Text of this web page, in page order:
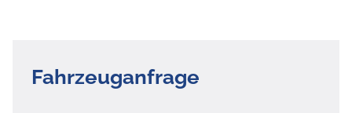
Fahrzeuganfrage